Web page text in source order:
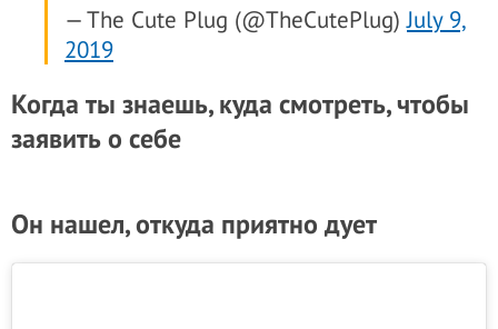
— The Cute Plug (@TheCutePlug)July 9,
2019
Когда ты знаешь, куда смотреть, чтобы
заявить о себе
Он нашел, откуда приятно дует